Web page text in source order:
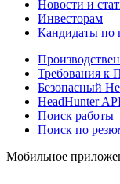
Новости и
Инвесторам
Кандидаты по
Требования к
Безопасный
HeadHunter
Поиск работы
Поиск по
Мобильное